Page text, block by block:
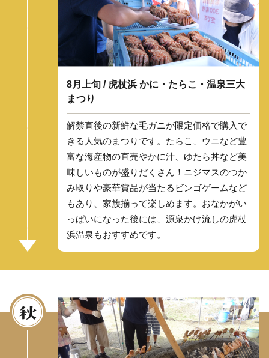
8月上旬 / 虎杖浜 かに・たらこ・温泉三大
まつり
解禁直後の新鮮な毛ガニが限定価格で購入で
きる人気のまつりです。たらこ、ウニなど豊
富な海産物の直売やかに汁、ゆたら丼など美
味しいものが盛りだくさん！ニジマスのつか
み取りや豪華賞品が当たるビンゴゲームなど
もあり、家族揃って楽しめます。おなかがい
っぱいになった後には、源泉かけ流しの虎杖
浜温泉もおすすめです。